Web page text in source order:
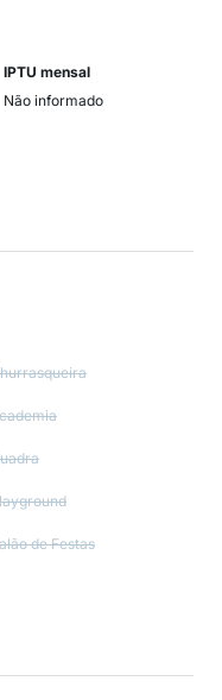
IPTU mensal
Não informado
de Festas